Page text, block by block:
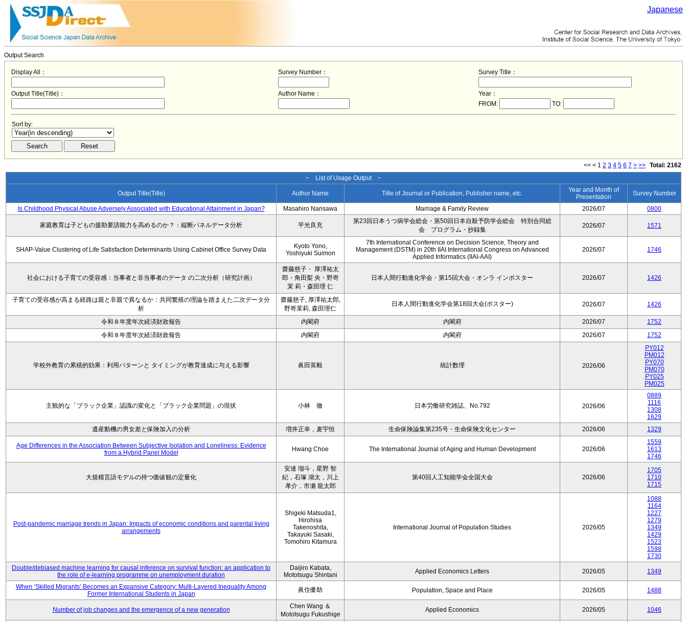
Japanese
Output Search
Display All： Survey Number： Survey Title：
Output Title(Title)： Author Name：
Year：
FROM:
TO:
Sort by:
<< < 1 2 3 4 5 6 7 > >> Total: 2162
− List of Usage Output −
Output Title(Title) Author Name Title of Journal or Publication, Publisher name, etc.
Year and Month of
Presentation
Survey Number
Is Childhood Physical Abuse Adversely Associated with Educational Attainment in Japan? Masahiro Narisawa Marriage & Family Review 2026/07 0800
家庭教育は子どもの援助要請能力を高めるのか？：縦断パネルデータ分析 平光良充
第23回日本うつ病学会総会・第50回日本自殺予防学会総会 特別合同総
会 プログラム・抄録集
2026/07 1571
SHAP-Value Clustering of Life Satisfaction Determinants Using Cabinet Office Survey Data
Kyoto Yono,
Yoshiyuki Suimon
7th International Conference on Decision Science, Theory and
Management (DSTM) in 20th IIAI International Congress on Advanced
Applied Informatics (IIAI-AAI)
2026/07 1746
社会における子育ての受容感：当事者と非当事者のデータ の二次分析（研究計画）
齋藤慈子・ 厚澤祐太
郎・角田梨 央・野嵜
茉 莉・森田理 仁
日本人間行動進化学会・第15回大会・オンラ インポスター 2026/07 1426
子育ての受容感が高まる経路は親と非親で異なるか：共同繁殖の理論を踏まえた二次データ分
析
齋藤慈子, 厚澤祐太郎,
野嵜茉莉, 森田理仁
日本人間行動進化学会第18回大会(ポスター) 2026/07 1426
令和８年度年次経済財政報告 内閣府 内閣府 2026/07
1752
令和８年度年次経済財政報告
内閣府 内閣府 2026/07 1752
学校外教育の累積的効果：利用パターンと タイミングが教育達成に与える影響 眞田英毅 統計数理 2026/06
PY012
PM012
PY070
PM070
PY025
PM025
主観的な「ブラック企業」認識の変化と「ブラック企業問題」の現状 小林 徹 日本労働研究雑誌、No.792 2026/06
0889
1116
1308
1629
遺産動機の男女差と保険加入の分析
増井正幸，麦宇恒 生命保険論集第235号・生命保険文化センター 2026/06 1329
Age Differences in the Association Between Subjective Isolation and Loneliness: Evidence
from a Hybrid Panel Model
Hwang Choe The International Journal of Aging and Human Development 2026/06
1559
1613
1746
大規模言語モデルの持つ価値観の定量化
安達 瑠斗，星野 智
紀，石塚 湖太，川上
孝介，市瀬 龍太郎
第40回人工知能学会全国大会 2026/06
1705
1710
1715
Post-pandemic marriage trends in Japan: Impacts of economic conditions and parental living
arrangements
Shigeki Matsuda1,
Hirohisa
Takenoshita,
Takayuki Sasaki,
Tomohiro Kitamura
International Journal of Population Studies 2026/05
1088
1164
1227
1279
1349
1429
1523
1598
1730
Double/debiased machine learning for causal inference on survival function: an application to
the role of e-learning programme on unemployment duration
Daijiro Kabata,
Mototsugu Shintani
Applied Economics Letters 2026/05 1349
When ‘Skilled Migrants’ Becomes an Expansive Category: Multi-Layered Inequality Among
Former International Students in Japan
眞住優助 Population, Space and Place 2026/05 1488
Number of job changes and the emergence of a new generation
Chen Wang ＆
Mototsugu Fukushige
Applied Economics 2026/05 1046